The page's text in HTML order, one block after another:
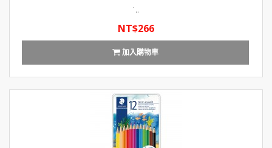
˙..
NT$266
加入購物車